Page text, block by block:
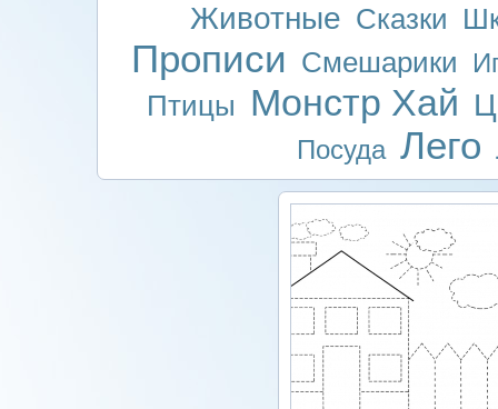
Животные Сказки
Прописи Смешарики
Птицы Монстр Хай
Посуда Лего